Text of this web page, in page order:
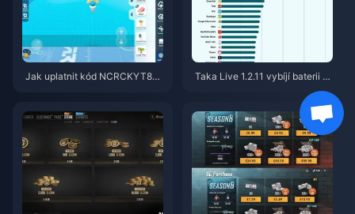
Jak uplatnit kód NCRCKYT8EF
Taka Live 1.2.11 vybíjí baterii př
íliš rychle po aktualizaci z červ
ence 2026? Příčiny a řešení